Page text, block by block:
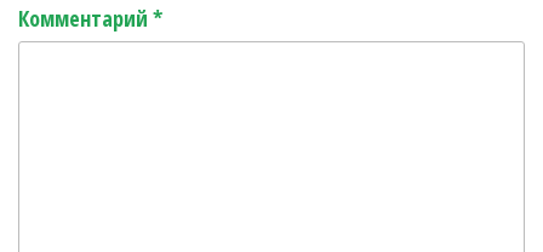
Комментарий *